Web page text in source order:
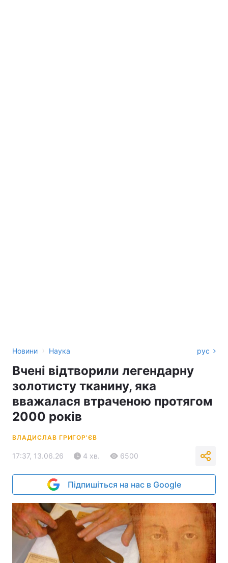
Новини › Наука рус
Вчені відтворили легендарну
золотисту тканину, яка
вважалася втраченою протягом
2000 років
ВЛАДИСЛАВ ГРИГОР'ЄВ
17:37, 13.06.26 4 хв. 6500
Підпишіться на нас в Google